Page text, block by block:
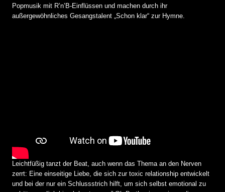
Popmusik mit R’n’B-Einflüssen und machen durch ihr
außergewöhnliches Gesangstalent „Schon klar“ zur Hymne.
Leichtfüßig tanzt der Beat, auch wenn das Thema an den Nerven
zerrt: Eine einseitige Liebe, die sich zur toxic relationship entwickelt
und bei der nur ein Schlussstrich hilft, um sich selbst emotional zu